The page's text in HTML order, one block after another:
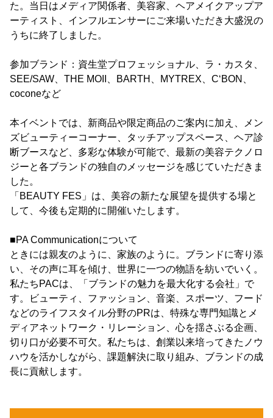
た。当日はメディア関係者、美容家、ヘアメイクアップア
ーティスト、インフルエンサーにご来場いただき大盛況の
うちに終了しました。
参加ブランド：資生堂プロフェッショナル、ラ・カスタ、
SEE/SAW、THE MOII、BARTH、MYTREX、C‘BON、
coconeなど
本イベントでは、新商品や限定商品のご案内に加え、メン
ズビューティーコーナー、タッチアップスペース、ヘア診
断ブースなど、多彩な体験が可能で、最新の美容テクノロ
ジーと各ブランドの独自のメッセージを感じていただきま
した。
「BEAUTY FES」は、美容の新たな展望を提供する場と
して、今後も定期的に開催いたします。
■PA Communicationについて
ときには親友のように、家族のように。ブランドに寄り添
い、その声に耳を傾け、世界に一つの物語を紡いでいく。
私たちPACは、「ブランドの魅力を最大化する会社」で
す。ビューティ、ファッション、音楽、スポーツ、フード
などのライフスタイル分野のPRは、特殊な専門知識とメ
ディアネットワーク・リレーション、心を揺さぶる企画、
切り口が必要不可欠。私たちは、創業以来培ってきたノウ
ハウを活かしながら、課題解決に取り組み、ブランドの成
長に貢献します。